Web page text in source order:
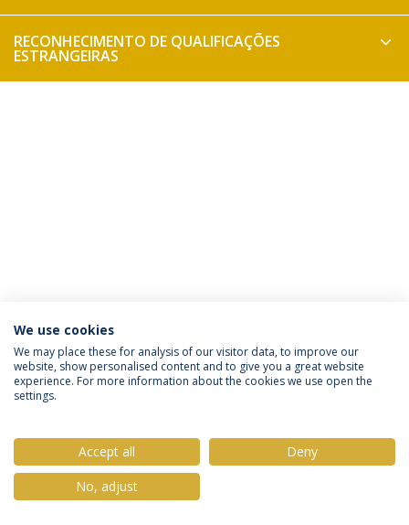
RECONHECIMENTO DE QUALIFICAÇÕES
ESTRANGEIRAS
Política de Privacidade
Termos & Condições
Direitos do Titular dos Dados
© 2026 Universidade Católica Portuguesa
We use cookies
We may place these for analysis of our visitor data, to improve our
website, show personalised content and to give you a great website
experience. For more information about the cookies we use open the
settings.
Accept all
Deny
No, adjust